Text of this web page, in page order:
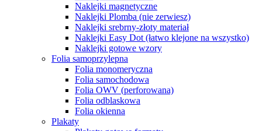
Naklejki magnetyczne
Naklejki Plomba (nie zerwiesz)
Naklejki srebrny-złoty materiał
Naklejki Easy Dot (łatwo klejone na wszystko)
Naklejki gotowe wzory
Folia samoprzylepna
Folia monomeryczna
Folia samochodowa
Folia OWV (perforowana)
Folia odblaskowa
Folia okienna
Plakaty